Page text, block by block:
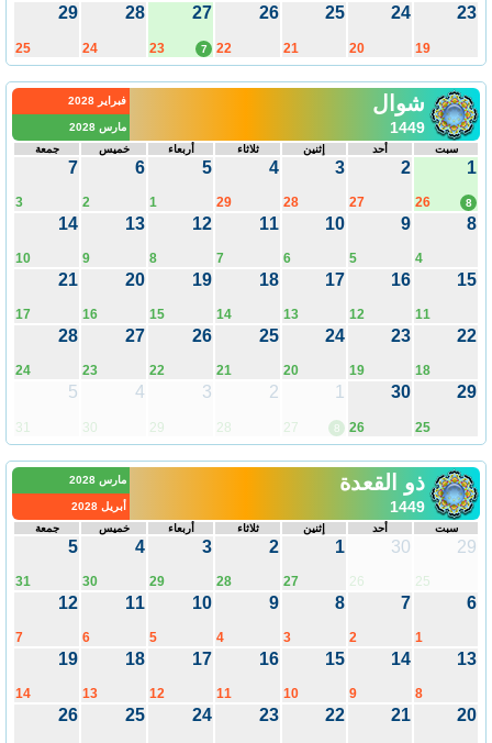
23
19
24
20
25
21
26
22
27
23 7
28
24
29
25
شوال
1449
فبراير 2028
مارس 2028
سبت
أحد إثنين ثلاثاء أربعاء خميس جمعة
1
26 8
2
27
3
28
4
29
5
1
6
2
7
3
8
4
9
5
10
6
11
7
12
8
13
9
14
10
15
11
16
12
17
13
18
14
19
15
20
16
21
17
22
18
23
19
24
20
25
21
26
22
27
23
28
24
29
25
30
26
1
27 8
2
28
3
29
4
30
5
31
ذو القعدة
1449
مارس 2028
أبريل 2028
سبت
أحد إثنين ثلاثاء أربعاء خميس جمعة
29
25
30
26
1
27
2
28
3
29
4
30
5
31
6
1
7
2
8
3
9
4
10
5
11
6
12
7
13
8
14
9
15
10
16
11
17
12
18
13
19
14
20
21
22
23
24
25
26